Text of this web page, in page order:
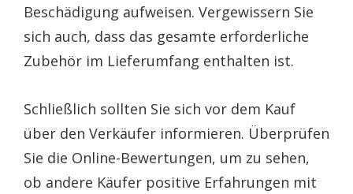
Beschädigung aufweisen. Vergewissern Sie
sich auch, dass das gesamte erforderliche
Zubehör im Lieferumfang enthalten ist.
Schließlich sollten Sie sich vor dem Kauf
über den Verkäufer informieren. Überprüfen
Sie die Online-Bewertungen, um zu sehen,
ob andere Käufer positive Erfahrungen mit